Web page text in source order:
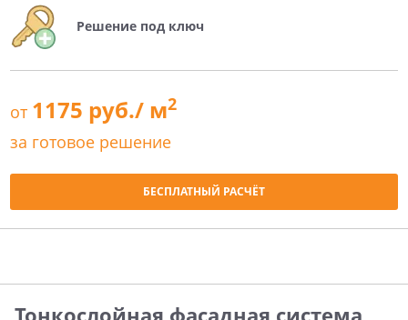
Решение под ключ
от 1175 руб./ м2
за готовое решение
БЕСПЛАТНЫЙ РАСЧЁТ
Тонкослойная фасадная система